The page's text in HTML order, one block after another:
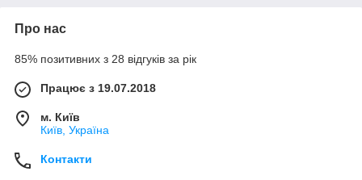
Про нас
85% позитивних з 28 відгуків за рік
Працює з 19.07.2018
м. Київ
Київ, Україна
Контакти